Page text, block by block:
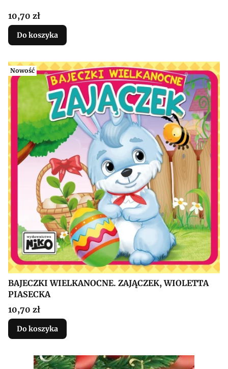
Cena
10,70 zł
Do koszyka
Nowość
BAJECZKI WIELKANOCNE. ZAJĄCZEK, WIOLETTA
PIASECKA
Cena
10,70 zł
Do koszyka